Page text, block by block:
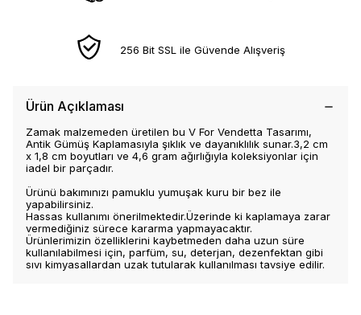
256 Bit SSL ile Güvende Alışveriş
Ürün Açıklaması
Zamak malzemeden üretilen bu V For Vendetta Tasarımı,
Antik Gümüş Kaplamasıyla şıklık ve dayanıklılık sunar.3,2 cm
x 1,8 cm boyutları ve 4,6 gram ağırlığıyla koleksiyonlar için
iadel bir parçadır.
Ürünü bakımınızı pamuklu yumuşak kuru bir bez ile
yapabilirsiniz.
Hassas kullanımı önerilmektedir.Üzerinde ki kaplamaya zarar
vermediğiniz sürece kararma yapmayacaktır.
Ürünlerimizin özelliklerini kaybetmeden daha uzun süre
kullanılabilmesi için, parfüm, su, deterjan, dezenfektan gibi
sıvı kimyasallardan uzak tutularak kullanılması tavsiye edilir.